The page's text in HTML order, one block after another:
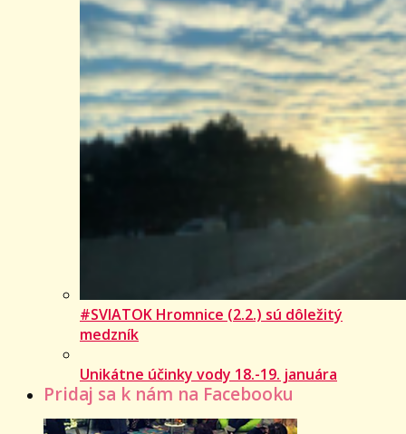
#SVIATOK Hromnice (2.2.) sú dôležitý
medzník
Unikátne účinky vody 18.-19. januára
Pridaj sa k nám na Facebooku